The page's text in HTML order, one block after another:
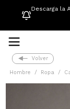
Descarga la
Volver
Hombre Ropa